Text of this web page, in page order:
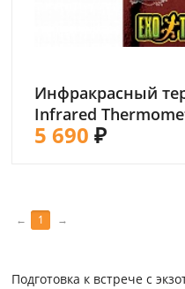
Инфракрасный
Infrared
5 690 ₽
← 1 →
Подготовка к встрече с